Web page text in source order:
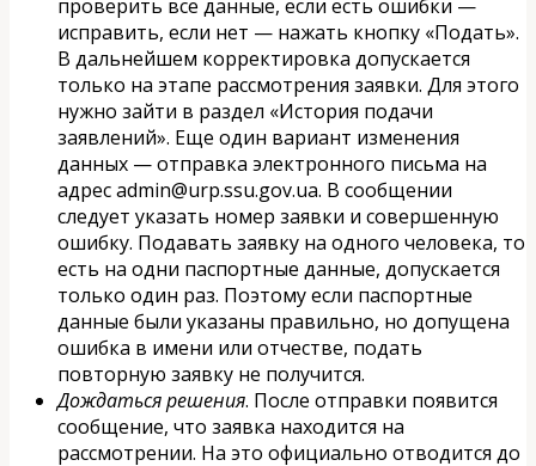
проверить все данные, если есть ошибки —
исправить, если нет — нажать кнопку «Подать».
В дальнейшем корректировка допускается
только на этапе рассмотрения заявки. Для этого
нужно зайти в раздел «История подачи
заявлений». Еще один вариант изменения
данных — отправка электронного письма на
адрес admin@urp.ssu.gov.ua. В сообщении
следует указать номер заявки и совершенную
ошибку. Подавать заявку на одного человека, то
есть на одни паспортные данные, допускается
только один раз. Поэтому если паспортные
данные были указаны правильно, но допущена
ошибка в имени или отчестве, подать
повторную заявку не получится.
Дождаться решения. После отправки появится
сообщение, что заявка находится на
рассмотрении. На это официально отводится до